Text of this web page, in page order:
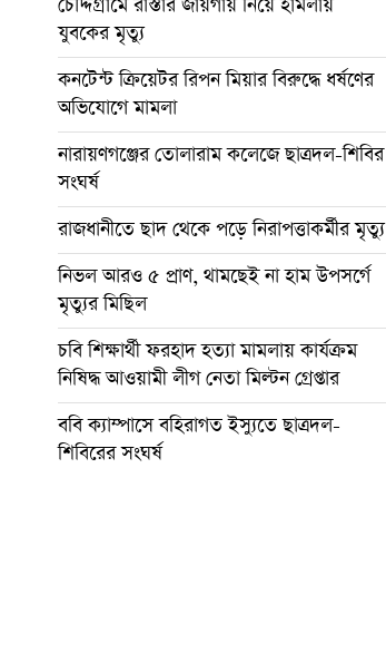
যুবকের মৃত্যু
কনটেন্ট ক্রিয়েটর রিপন মিয়ার বিরুদ্ধে ধর্ষণের
অভিযোগে মামলা
নারায়ণগঞ্জের তোলারাম কলেজে ছাত্রদল-শিবির
সংঘর্ষ
রাজধানীতে ছাদ থেকে পড়ে নিরাপত্তাকর্মীর মৃত্যু
নিভল আরও ৫ প্রাণ, থামছেই না হাম উপসর্গে
মৃত্যুর মিছিল
চবি শিক্ষার্থী ফরহাদ হত্যা মামলায় কার্যক্রম
নিষিদ্ধ আওয়ামী লীগ নেতা মিল্টন গ্রেপ্তার
ববি ক্যাম্পাসে বহিরাগত ইস্যুতে ছাত্রদল-
শিবিরের সংঘর্ষ